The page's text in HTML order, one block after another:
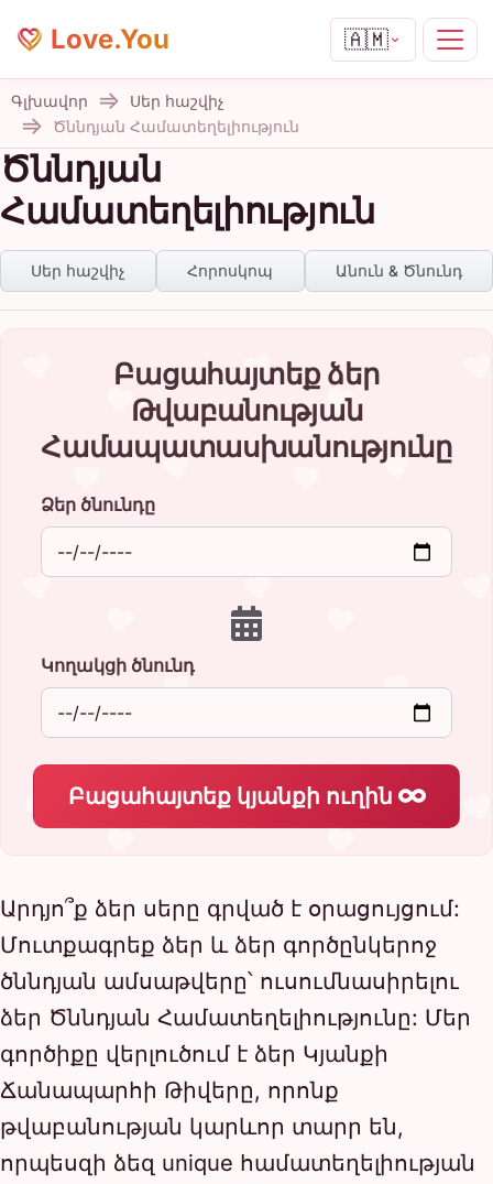
Love.You 🇦🇲
Գլխավոր
Սեր հաշվիչ
Ծննդյան Համատեղելիություն
Ծննդյան
Համատեղելիություն
Սեր հաշվիչ Հորոսկոպ Անուն & Ծնունդ
Բացահայտեք ձեր
Թվաբանության
Համապատասխանությունը
Ձեր ծնունդը
Կողակցի ծնունդ
Բացահայտեք կյանքի ուղին
Արդյո՞ք ձեր սերը գրված է օրացույցում:
Մուտքագրեք ձեր և ձեր գործընկերոջ
ծննդյան ամսաթվերը՝ ուսումնասիրելու
ձեր Ծննդյան Համատեղելիությունը: Մեր
գործիքը վերլուծում է ձեր Կյանքի
Ճանապարհի Թիվերը, որոնք
թվաբանության կարևոր տարր են,
որպեսզի ձեզ unique համատեղելիության